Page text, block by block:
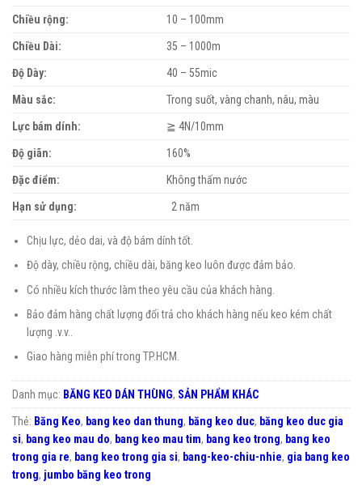
Chiều rộng: 10 – 100mm
Chiều Dài: 35 – 1000m
Độ Dày: 40 – 55mic
Màu sắc: Trong suốt, vàng chanh, nâu, màu
Lực bám dính: ≧ 4N/10mm
Độ giãn: 160%
Đặc điểm: Không thấm nước
Hạn sử dụng: 2 năm
Chịu lực, dẻo dai, và độ bám dính tốt.
Độ dày, chiều rộng, chiều dài, băng keo luôn được đảm bảo.
Có nhiều kích thước làm theo yêu cầu của khách hàng.
Bảo đảm hàng chất lượng đổi trả cho khách hàng nếu keo kém chất
lượng .v.v..
Giao hàng miễn phí trong TP.HCM.
Danh mục: BĂNG KEO DÁN THÙNG, SẢN PHẨM KHÁC
Thẻ: Băng Keo, bang keo dan thung, băng keo duc, băng keo duc gia
si, bang keo mau do, bang keo mau tim, bang keo trong, bang keo
trong gia re, bang keo trong gia si, bang-keo-chiu-nhie, gia bang keo
trong, jumbo băng keo trong